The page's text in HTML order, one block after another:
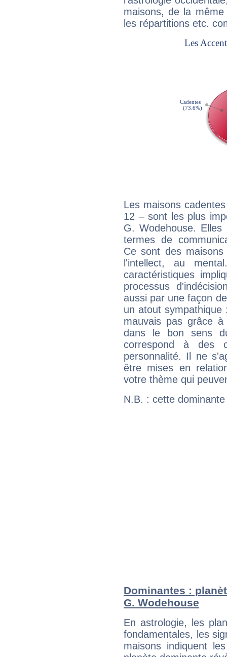
maisons, de la
les répartitions etc.
Les maisons
12 – sont les plus
G. Wodehouse.
termes de
Ce sont des
l'intellect, au
caractéristiques
processus
aussi par une façon
un atout
mauvais pas grâce
dans le bon sens
correspond à des
personnalité. Il ne
être mises en
votre thème qui
N.B. : cette
Dominantes :
G. Wodehouse
En astrologie, les
fondamentales, les
maisons indiquent